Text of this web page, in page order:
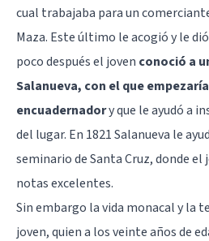
cual trabajaba para un
Maza. Este último le acogió y le
poco después el joven conoció a
Salanueva, con el que
encuadernadory que le ayudó a
del lugar. En 1821 Salanueva le
seminario de Santa Cruz, donde
notas excelentes.
Sin embargo la vida monacal y la
joven, quien a los veinte años de